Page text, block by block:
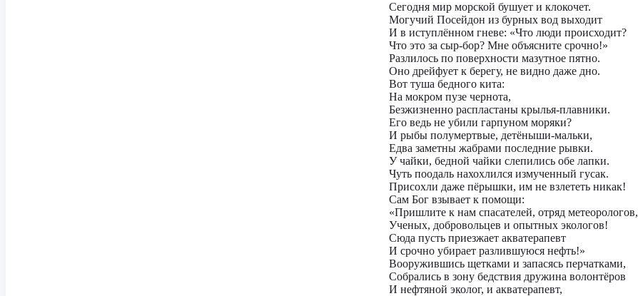
Сегодня мир морской бушует и клокочет.
Могучий Посейдон из бурных вод выходит
И в иступлённом гневе: «Что люди происходит?
Что это за сыр-бор? Мне объясните срочно!»
Разлилось по поверхности мазутное пятно.
Оно дрейфует к берегу, не видно даже дно.
Вот туша бедного кита:
На мокром пузе чернота,
Безжизненно распластаны крылья-плавники.
Его ведь не убили гарпуном моряки?
И рыбы полумертвые, детёныши-мальки,
Едва заметны жабрами последние рывки.
У чайки, бедной чайки слепились обе лапки.
Чуть поодаль нахохлился измученный гусак.
Присохли даже пёрышки, им не взлететь никак!
Сам Бог взывает к помощи:
«Пришлите к нам спасателей, отряд метеорологов,
Ученых, добровольцев и опытных экологов!
Сюда пусть приезжает акватерапевт
И срочно убирает разлившуюся нефть!»
Вооружившись щетками и запасясь перчатками,
Собрались в зону бедствия дружина волонтёров
И нефтяной эколог, и акватерапевт,